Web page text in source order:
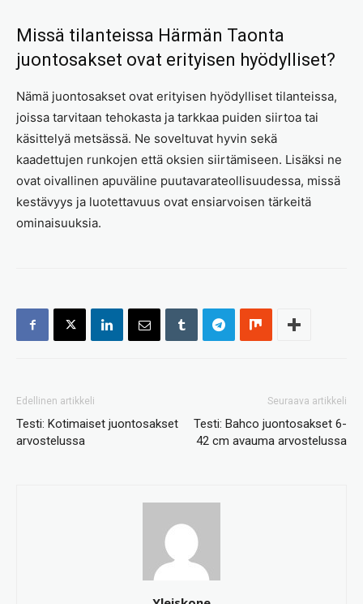
Missä tilanteissa Härmän Taonta
juontosakset ovat erityisen hyödylliset?
Nämä juontosakset ovat erityisen hyödylliset tilanteissa,
joissa tarvitaan tehokasta ja tarkkaa puiden siirtoa tai
käsittelyä metsässä. Ne soveltuvat hyvin sekä
kaadettujen runkojen että oksien siirtämiseen. Lisäksi ne
ovat oivallinen apuväline puutavarateollisuudessa, missä
kestävyys ja luotettavuus ovat ensiarvoisen tärkeitä
ominaisuuksia.
Edellinen artikkeli
Testi: Kotimaiset juontosakset
arvostelussa
Seuraava artikkeli
Testi: Bahco juontosakset 6-
42 cm avauma arvostelussa